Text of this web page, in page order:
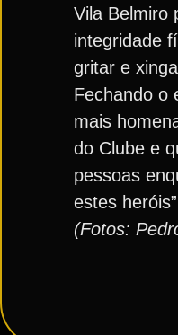
Vila Belmiro
integridade
gritar e
Fechando o
mais
do Clube e
pessoas
estes
(Fotos: